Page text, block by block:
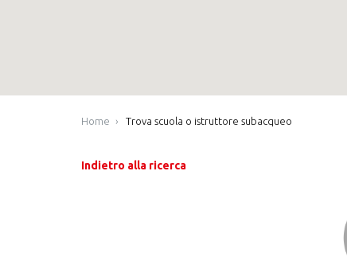
Home Trova scuola o istruttore subacqueo
Indietro alla ricerca